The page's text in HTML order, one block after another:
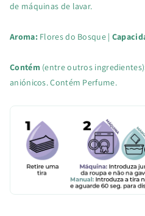
de máquinas de lavar.
Aroma: Flores do Bosque |
Contém (entre outros
aniónicos. Contém Perfume.